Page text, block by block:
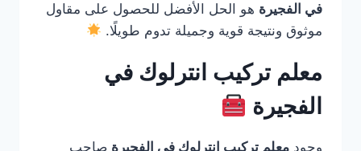
في الفجيرة هو الحل الأفضل للحصول على مقاول
موثوق ونتيجة قوية وجميلة تدوم طويلًا.
معلم تركيب انترلوك في
الفجيرة
وجود معلم تركيب انترلوك في الفجيرة صاحب